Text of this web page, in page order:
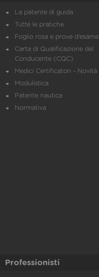
La patente di guida
Tutte le pratiche
Foglio rosa e prove d’esame
Carta di Qualificazione del
Conducente (CQC)
Medici Certificatori - Novità
Modulistica
Patente nautica
Normativa
Professionisti